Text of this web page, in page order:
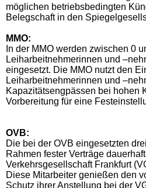
möglichen betriebsbedingten
Belegschaft in den
MMO:
In der MMO werden zwischen 0
Leiharbeitnehmerinnen und
eingesetzt. Die MMO nutzt den
Leiharbeitnehmerinnen und
Kapazitätsengpässen bei hohen
Vorbereitung für eine
OVB:
Die bei der OVB eingesetzten
Rahmen fester Verträge
Verkehrsgesellschaft Frankfurt
Diese Mitarbeiter genießen den
Schutz ihrer Anstellung bei der